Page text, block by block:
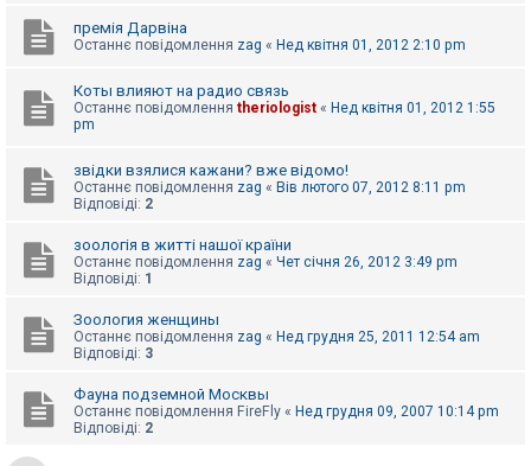
м
б
о
А
т
т
премія Дарвіна
Останнє повідомлення zag « Нед квітня 01, 2012 2:10 pm
Коты влияют на радио связь
Останнє повідомлення theriologist « Нед квітня 01, 2012 1:55
pm
звідки взялися кажани? вже відомо!
Останнє повідомлення zag « Вів лютого 07, 2012 8:11 pm
Відповіді: 2
зоологія в житті нашої країни
Останнє повідомлення zag « Чет січня 26, 2012 3:49 pm
Відповіді: 1
Зоология женщины
Останнє повідомлення zag « Нед грудня 25, 2011 12:54 am
Відповіді: 3
Фауна подземной Москвы
Останнє повідомлення FireFly « Нед грудня 09, 2007 10:14 pm
Відповіді: 2